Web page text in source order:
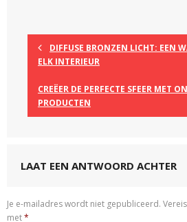
DIFFUSE BRONZEN LICHT: EEN
ELK INTERIEUR
CREËER DE PERFECTE SFEER MET
PRODUCTEN
LAAT EEN ANTWOORD ACHTER
Je e-mailadres wordt niet gepubliceerd.
met*